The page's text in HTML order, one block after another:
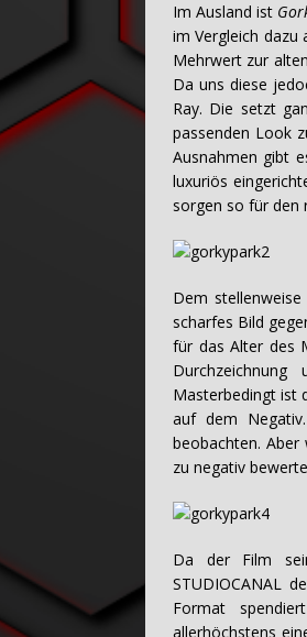
Im Ausland ist
im Vergleich dazu
Mehrwert zur
Da uns diese
Ray. Die setzt
passenden Look
Ausnahmen gibt
luxuriös
sorgen so für den
Dem
scharfes Bild
für das Alter des
Masterbedingt ist
auf dem
beobachten.
zu negativ
Da der Film
STUDIOCANAL
Format
allerhöchstens